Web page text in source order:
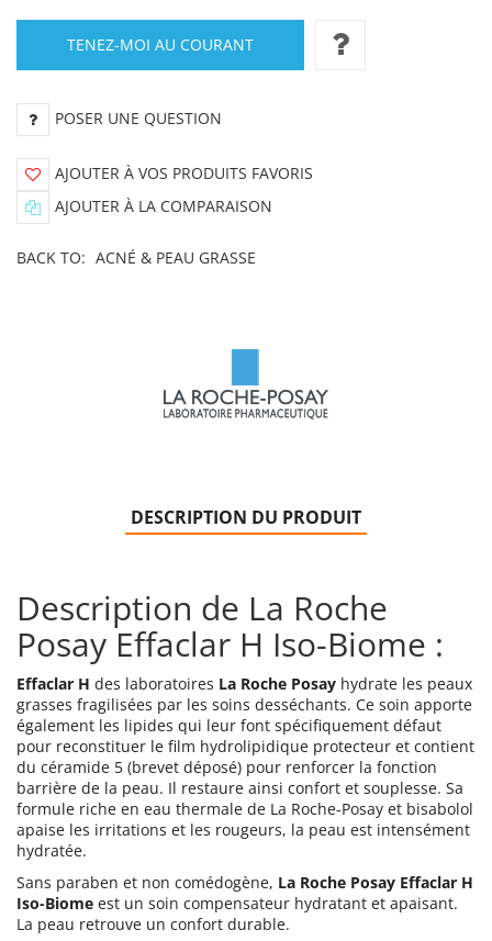
TENEZ-MOI AU COURANT
POSER UNE QUESTION
AJOUTER À VOS PRODUITS FAVORIS
AJOUTER À LA COMPARAISON
BACK TO: ACNÉ & PEAU GRASSE
DESCRIPTION DU PRODUIT
Description de La Roche
Posay Effaclar H Iso-Biome :
Effaclar H des laboratoires La Roche Posay hydrate les peaux
grasses fragilisées par les soins desséchants. Ce soin apporte
également les lipides qui leur font spécifiquement défaut
pour reconstituer le film hydrolipidique protecteur et contient
du céramide 5 (brevet déposé) pour renforcer la fonction
barrière de la peau. Il restaure ainsi confort et souplesse. Sa
formule riche en eau thermale de La Roche-Posay et bisabolol
apaise les irritations et les rougeurs, la peau est intensément
hydratée.
Sans paraben et non comédogène, La Roche Posay Effaclar H
Iso-Biome est un soin compensateur hydratant et apaisant.
La peau retrouve un confort durable.